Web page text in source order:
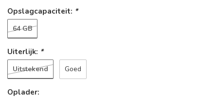
Opslagcapaciteit: *
64 GB
Uiterlijk: *
Uitstekend Goed
Oplader: